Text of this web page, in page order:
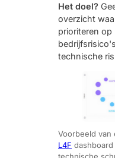
Het doel?
overzicht
prioriteren op
technische
Voorbeeld van
L4F